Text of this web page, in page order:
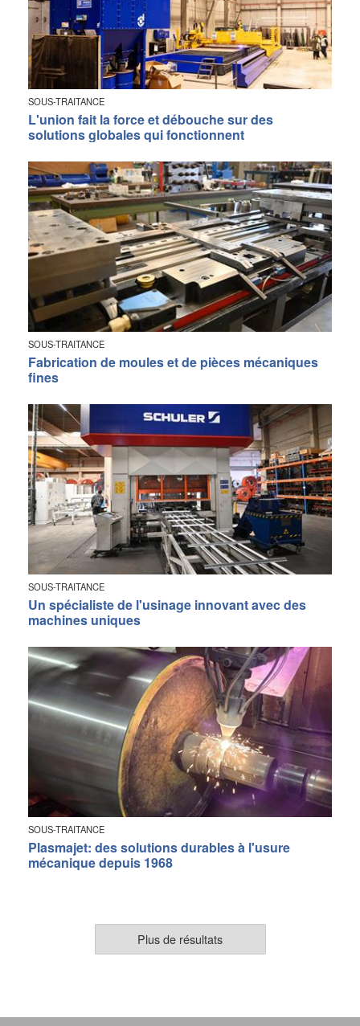
SOUS-TRAITANCE
L'union fait la force et débouche sur des
solutions globales qui fonctionnent
SOUS-TRAITANCE
Fabrication de moules et de pièces mécaniques
fines
SOUS-TRAITANCE
Un spécialiste de l'usinage innovant avec des
machines uniques
SOUS-TRAITANCE
Plasmajet: des solutions durables à l'usure
mécanique depuis 1968
Plus de résultats